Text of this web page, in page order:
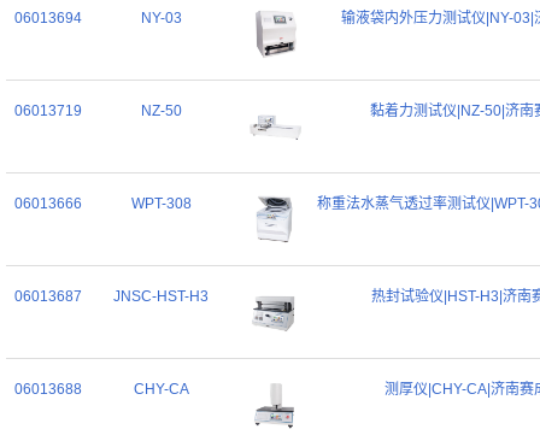
06013694 NY-03 输液袋内外压力测试仪|NY-03|
06013719 NZ-50 黏着力测试仪|NZ-50|济南
06013666 WPT-308 称重法水蒸气透过率测试仪|WPT-
06013687 JNSC-HST-H3 热封试验仪|HST-H3|济南
06013688 CHY-CA 测厚仪|CHY-CA|济南赛